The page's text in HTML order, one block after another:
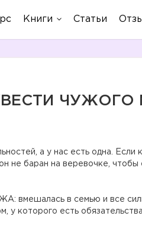
Книги Статьи
а у нас есть одна. Если
не баран на веревочке, чтобы
вмешалась в семью и все
у которого есть обязательства.